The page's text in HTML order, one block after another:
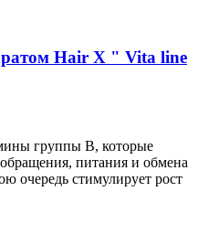
Hair X " Vita line
группы В, которые
питания и обмена
очередь стимулирует рост